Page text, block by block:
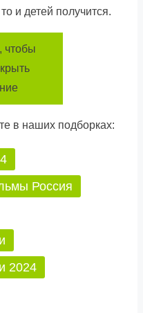
и детей получится.
чтобы
в наших подборках:
Россия
2024